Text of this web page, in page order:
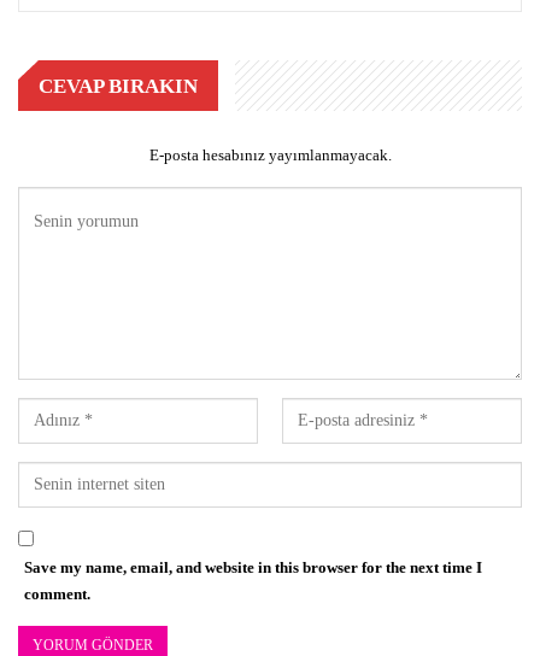
CEVAP BIRAKIN
E-posta hesabınız yayımlanmayacak.
Save my name, email, and website in this browser for the next time I
comment.